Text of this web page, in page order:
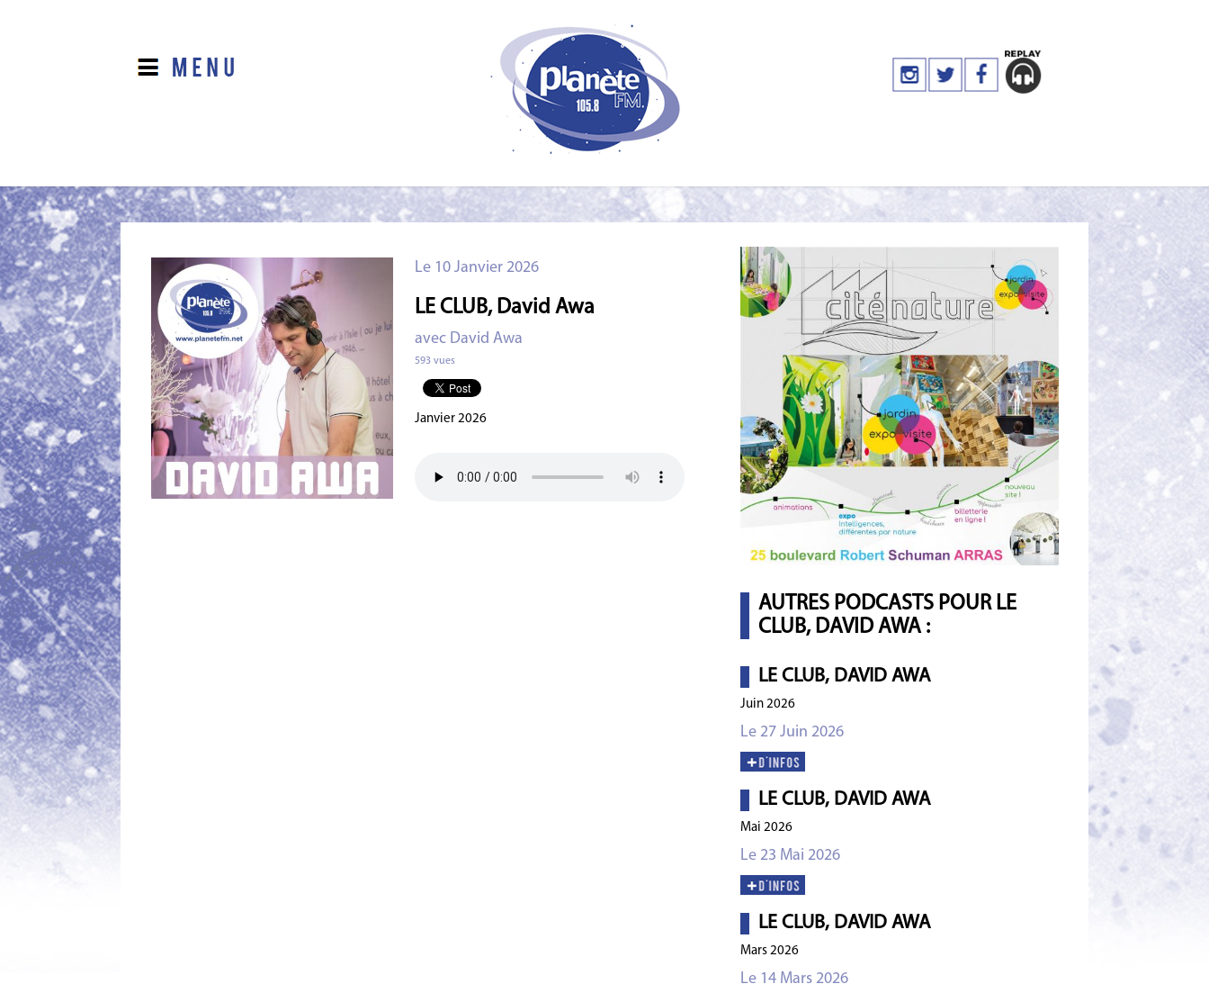
Le 10 Janvier 2026
LE CLUB, David Awa
avec David Awa
593 vues
Janvier 2026
AUTRES PODCASTS POUR LE
CLUB, DAVID AWA :
LE CLUB, DAVID AWA
Juin 2026
Le 27 Juin 2026
LE CLUB, DAVID AWA
Mai 2026
Le 23 Mai 2026
LE CLUB, DAVID AWA
Mars 2026
Le 14 Mars 2026